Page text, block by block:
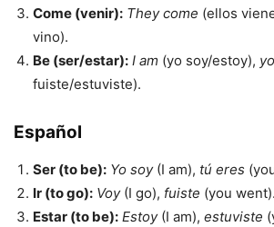
Come (venir): They come (ellos
vino).
Be (ser/estar): I am (yo soy/estoy),
fuiste/estuviste).
Español
Ser (to be): Yo soy(I am), tú eres
Ir (to go): Voy(I go), fuiste (you went).
Estar (to be): Estoy(I am), estuviste